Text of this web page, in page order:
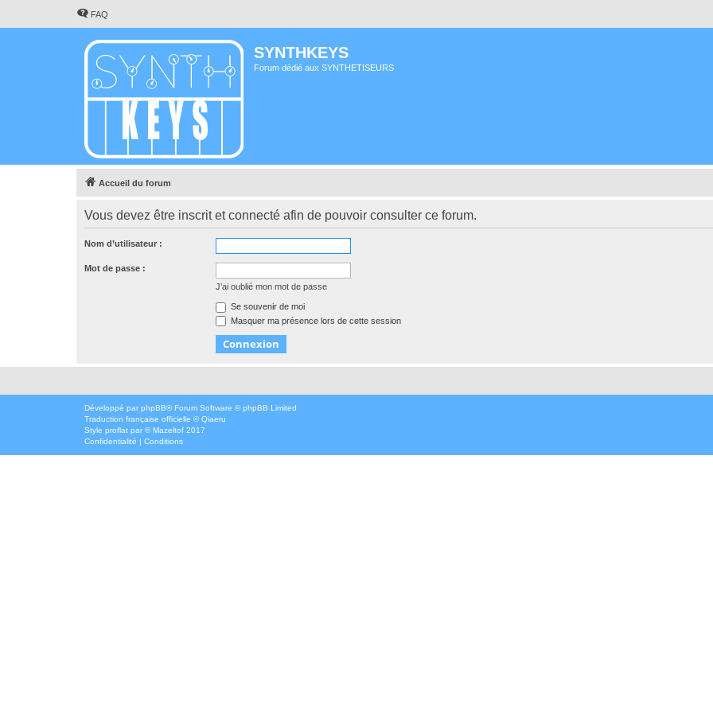
FAQ
SYNTHKEYS
Forum dédié aux SYNTHETISEURS
Accueil du forum
Vous devez être inscrit et connecté afin de pouvoir consulter ce forum.
Nom d’utilisateur :
Mot de passe :
J’ai oublié mon mot de passe
Se souvenir de moi
Masquer ma présence lors de cette session
Développé par phpBB® Forum Software © phpBB Limited
Traduction française officielle ©Qiaeru
Style proflat par ©Mazeltof 2017
Confidentialité | Conditions